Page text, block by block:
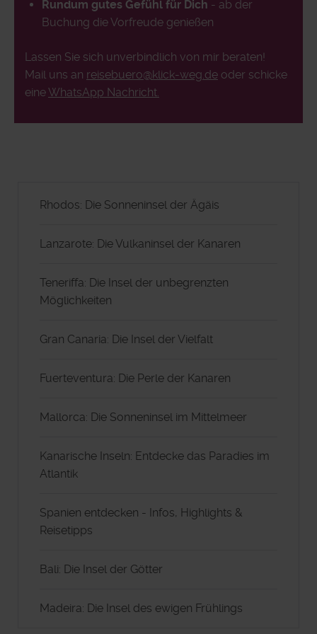
Rundum gutes Gefühl für Dich - ab der
Buchung die Vorfreude genießen
Lassen Sie sich unverbindlich von mir beraten!
Mail uns an reisebuero@klick-weg.de oder schicke
eineWhatsApp Nachricht.
Rhodos: Die Sonneninsel der Ägäis
Lanzarote: Die Vulkaninsel der Kanaren
Teneriffa: Die Insel der unbegrenzten
Möglichkeiten
Gran Canaria: Die Insel der Vielfalt
Fuerteventura: Die Perle der Kanaren
Mallorca: Die Sonneninsel im Mittelmeer
Kanarische Inseln: Entdecke das Paradies im
Atlantik
Spanien entdecken - Infos, Highlights &
Reisetipps
Bali: Die Insel der Götter
Madeira: Die Insel des ewigen Frühlings